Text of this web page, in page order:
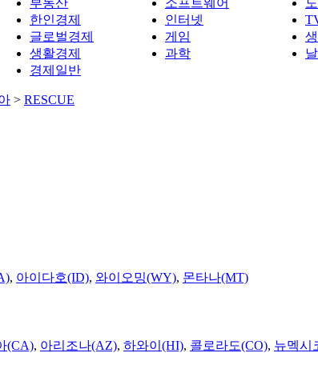
부동산
한인경제
글로벌경제
생활경제
경제일반
소프트웨어
인터넷
게임
과학
> RESCUE
, 아이다호(ID), 와이오밍(WY), 몬타나(MT)
(CA), 아리조나(AZ), 하와이(HI), 콜로라도(CO), 뉴멕시